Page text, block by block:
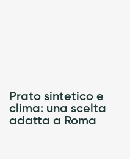
Prato sintetico e
clima: una scelta
adatta a Roma